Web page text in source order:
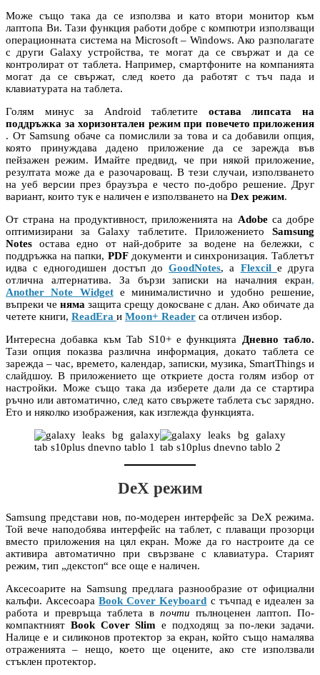
Може също така да се използва и като втори монитор към
лаптопа Ви. Тази функция работи добре с компютри използващи
операционната система на Microsoft – Windows. Ако разполагате
с други Galaxy устройства, те могат да се свържат и да се
контролират от таблета. Например, смартфоните на компанията
могат да се свържат, след което да работят с тъч пада и
клавиатурата на таблета.
Голям минус за Android таблетите остава липсата на
поддръжка за хоризонтален режим при повечето приложения
. От Samsung обаче са помислили за това и са добавили опция,
която принуждава дадено приложение да се зарежда във
пейзажен режим. Имайте предвид, че при някой приложение,
резултата може да е разочароващ. В тези случаи, използването
на уеб версии през браузъра е често по-добро решение. Друг
вариант, които тук е наличен е използването на Dex режим.
От страна на продуктивност, приложенията на Adobe са добре
оптимизирани за Galaxy таблетите. Приложението Samsung
Notes остава едно от най-добрите за водене на бележки, с
поддръжка на папки,PDF документи и синхронизация. Таблетът
идва с едногодишен достъп доGoodNotes, а Flexcil е друга
отлична алтернатива. За бързи записки на началния екран,
Another Note Widgetе минималистично и удобно решение,
въпреки че няма защита срещу докосване с длан. Ако обичате да
четете книги, ReadEra и Moon+ Reader са отличен избор.
Интересна добавка към Tab S10+ е функцията Дневно табло.
Тази опция показва различна информация, докато таблета се
зарежда – час, времето, календар, записки, музика, SmartThings и
слайдшоу. В приложението ще откриете доста голям избор от
настройки. Може също така да изберете дали да се стартира
ръчно или автоматично, след като свържете таблета със зарядно.
Ето и няколко изображения, как изглежда функцията.
DeX режим
Samsung представи нов, по-модерен интерфейс за DeX режима.
Той вече наподобява интерфейс на таблет, с плаващи прозорци
вместо приложения на цял екран. Може да го настроите да се
активира автоматично при свързване с клавиатура. Старият
режим, тип „декстоп“ все още е наличен.
Аксесоарите на Samsung предлага разнообразие от официални
калъфи. Аксесоара Book Cover Keyboard с тъчпад е идеален за
работа и превръща таблета в почти пълноценен лаптоп. По-
компактният Book Cover Slim е подходящ за по-леки задачи.
Налице е и силиконов протектор за екран, който също намалява
отраженията – нещо, което ще оцените, ако сте използвали
стъклен протектор.